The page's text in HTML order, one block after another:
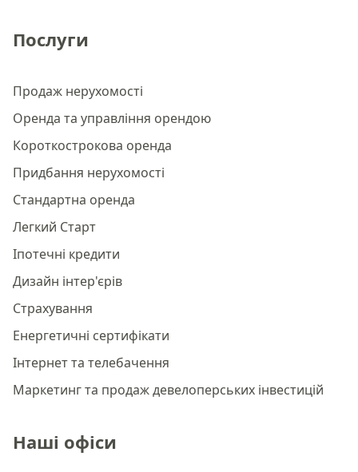
Послуги
Продаж нерухомості
Оренда та управління орендою
Короткострокова оренда
Придбання нерухомості
Стандартна оренда
Легкий Старт
Іпотечні кредити
Дизайн інтер'єрів
Страхування
Енергетичні сертифікати
Інтернет та телебачення
Маркетинг та продаж девелоперських інвестицій
Наші офіси